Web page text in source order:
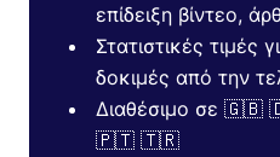
επίδειξη βίντεο,
Στατιστικές τιμές
δοκιμές από την
Διαθέσιμο σε
🇵🇹 🇹🇷